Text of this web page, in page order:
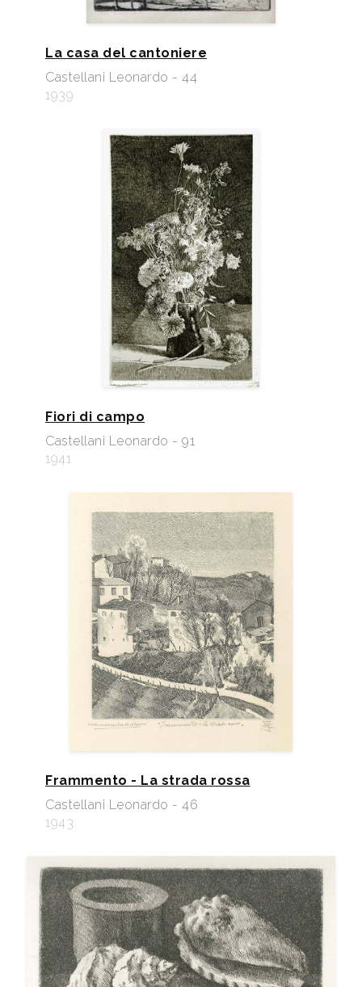
La casa del cantoniere
Castellani Leonardo - 44
1939
Fiori di campo
Castellani Leonardo - 91
1941
Frammento - La strada rossa
Castellani Leonardo - 46
1943